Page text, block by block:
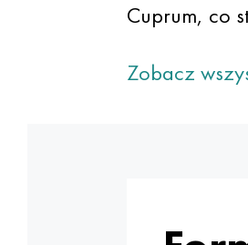
Cuprum, co
Zobacz